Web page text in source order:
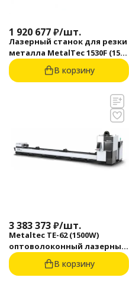
1 920 677₽/шт.
Лазерный станок для резки
металла MetalTec 1530F (1500
Вт)
В корзину
3 383 373₽/шт.
Metaltec TЕ-62 (1500W)
оптоволоконный лазерный
станок для металлических
труб
В корзину